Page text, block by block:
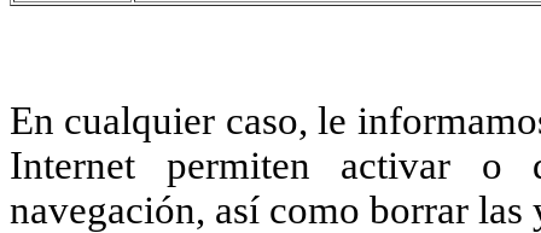
En cualquier caso, le
Internet permiten activar o
navegación, así como borrar las